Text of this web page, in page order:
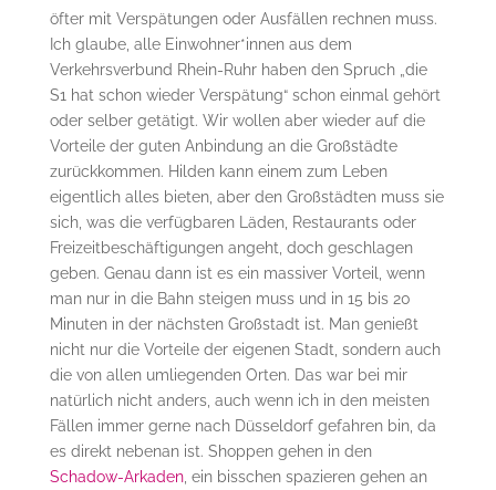
öfter mit Verspätungen oder Ausfällen rechnen muss.
Ich glaube, alle Einwohner*innen aus dem
Verkehrsverbund Rhein-Ruhr haben den Spruch „die
S1 hat schon wieder Verspätung“ schon einmal gehört
oder selber getätigt. Wir wollen aber wieder auf die
Vorteile der guten Anbindung an die Großstädte
zurückkommen. Hilden kann einem zum Leben
eigentlich alles bieten, aber den Großstädten muss sie
sich, was die verfügbaren Läden, Restaurants oder
Freizeitbeschäftigungen angeht, doch geschlagen
geben. Genau dann ist es ein massiver Vorteil, wenn
man nur in die Bahn steigen muss und in 15 bis 20
Minuten in der nächsten Großstadt ist. Man genießt
nicht nur die Vorteile der eigenen Stadt, sondern auch
die von allen umliegenden Orten. Das war bei mir
natürlich nicht anders, auch wenn ich in den meisten
Fällen immer gerne nach Düsseldorf gefahren bin, da
es direkt nebenan ist. Shoppen gehen in den
Schadow-Arkaden, ein bisschen spazieren gehen an